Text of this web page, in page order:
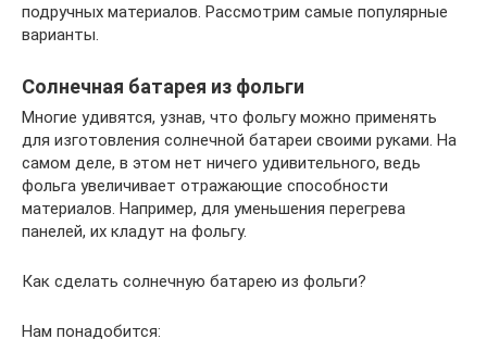
подручных материалов. Рассмотрим самые популярные
варианты.
Солнечная батарея из фольги
Многие удивятся, узнав, что фольгу можно применять
для изготовления солнечной батареи своими руками. На
самом деле, в этом нет ничего удивительного, ведь
фольга увеличивает отражающие способности
материалов. Например, для уменьшения перегрева
панелей, их кладут на фольгу.
Как сделать солнечную батарею из фольги?
Нам понадобится: